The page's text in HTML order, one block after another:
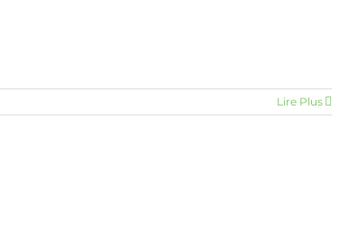
Lire Plus